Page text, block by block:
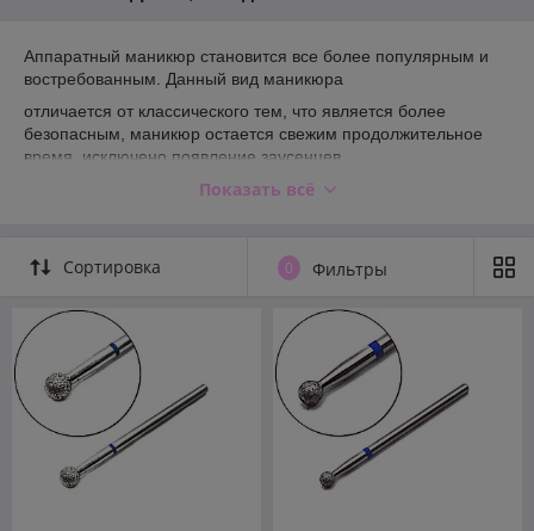
Аппаратный маникюр становится все более популярным и
востребованным. Данный вид маникюра
отличается от классического тем, что является более
безопасным, маникюр остается свежим продолжительное
время, исключено появление заусенцев.
используются для обработки кожи вокруг
Таблица абразивности алмазных фрез:
Показать всё
Сортировка 0 Фильтры